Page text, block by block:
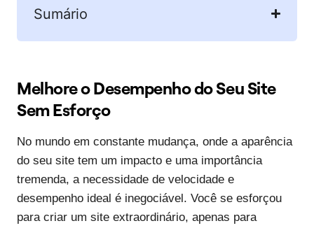
Sumário
Melhore o Desempenho do Seu Site
Sem Esforço
No mundo em constante mudança, onde a aparência
do seu site tem um impacto e uma importância
tremenda, a necessidade de velocidade e
desempenho ideal é inegociável. Você se esforçou
para criar um site extraordinário, apenas para